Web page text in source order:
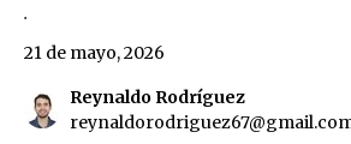
.
Reynaldo Rodríguez
21 de mayo, 2026